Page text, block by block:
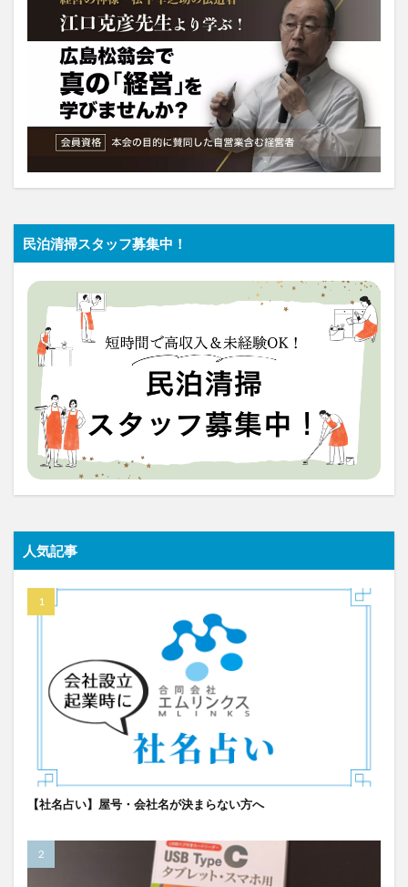
民泊清掃スタッフ募集中！
人気記事
【社名占い】屋号・会社名が決まらない方へ